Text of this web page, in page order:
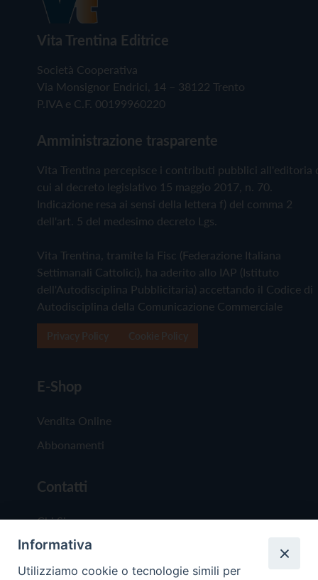
Vita Trentina Editrice
Società Cooperativa
Via Monsignor Endrici, 14 – 38122 Trento
P.IVA e C.F. 00199960220
Amministrazione trasparente
Vita Trentina percepisce i contributi pubblici all'editoria
cui al decreto legislativo 15 maggio 2017, n. 70.
Indicazione resa ai sensi della lettera f) del comma 2
dell'art. 5 del medesimo decreto Lgs.
Vita Trentina, tramite la Fisc (Federazione Italiana
Settimanali Cattolici), ha aderito allo IAP (Istituto
dell'Autodisciplina Pubblicitaria) accettando il Codice di
Autodisciplina della Comunicazione Commerciale
E-Shop
Vendita Online
Abbonamenti
Contatti
Chi Siamo
Redazione
Scrivici
Informativa
Utilizziamo cookie o tecnologie simili per